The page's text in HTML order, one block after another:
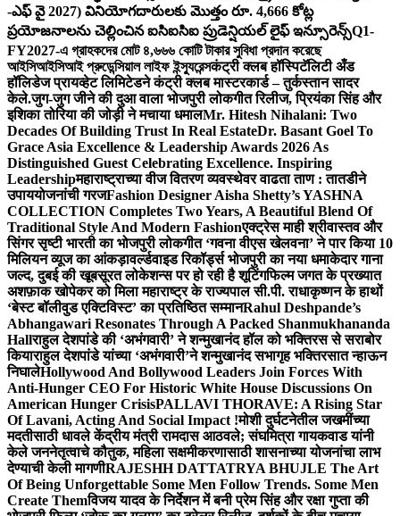
-ఎఫ్ వై 2027) వినియోగదారులకు మొత్తం రూ. 4,666 కోట్ల
ప్రయోజనాలను చెల్లించిన ఐసిఐసిఐ ప్రుడెన్షియల్ లైఫ్ ఇన్సూరెన్స్Q1-
FY2027-এ গ্রাহকদের মোট ৪,৬৬৬ কোটি টাকার সুবিধা প্রদান করেছে
আইসিআইসিআই প্রুডেন্সিয়াল লাইফ ইন্স্যুরেন্সकंट्री क्लब हॉस्पिटॅलिटी अँड
हॉलिडेज प्रायव्हेट लिमिटेडने कंट्री क्लब मास्टरकार्ड – तुर्कस्तान सादर
केले.जुग-जुग जीने की दुआ वाला भोजपुरी लोकगीत रिलीज, प्रियंका सिंह और
इशिका तोरिया की जोड़ी ने मचाया धमालMr. Hitesh Nihalani: Two
Decades Of Building Trust In Real EstateDr. Basant Goel To
Grace Asia Excellence & Leadership Awards 2026 As
Distinguished Guest Celebrating Excellence. Inspiring
Leadershipमहाराष्ट्राच्या वीज वितरण व्यवस्थेवर वाढता ताण : तातडीने
उपाययोजनांची गरजFashion Designer Aisha Shetty’s YASHNA
COLLECTION Completes Two Years, A Beautiful Blend Of
Traditional Style And Modern Fashionएक्ट्रेस माही श्रीवास्तव और
सिंगर सृष्टी भारती का भोजपुरी लोकगीत ‘गवना वीएस खेलवना’ ने पार किया 10
मिलियन व्यूज का आंकड़ावर्ल्डवाइड रिकॉर्ड्स भोजपुरी का नया धमाकेदार गाना
जल्द, दुबई की खूबसूरत लोकेशन्स पर हो रही है शूटिंगफिल्म जगत के प्रख्यात
अशफ़ाक खोपेकर को मिला महाराष्ट्र के राज्यपाल सी.पी. राधाकृष्णन के हाथों
‘बेस्ट बॉलीवुड एक्टिविस्ट’ का प्रतिष्ठित सम्मानRahul Deshpande’s
Abhangawari Resonates Through A Packed Shanmukhananda
Hallराहुल देशपांडे की ‘अभंगवारी’ ने शन्मुखानंद हॉल को भक्तिरस से सराबोर
कियाराहुल देशपांडे यांच्या ‘अभंगवारी’ने शन्मुखानंद सभागृह भक्तिरसात न्हाऊन
निघालेHollywood And Bollywood Leaders Join Forces With
Anti-Hunger CEO For Historic White House Discussions On
American Hunger CrisisPALLAVI THORAVE: A Rising Star
Of Lavani, Acting And Social Impact !मोशी दुर्घटनेतील जखमींच्या
मदतीसाठी धावले केंद्रीय मंत्री रामदास आठवले; संघमित्रा गायकवाड यांनी
केले जननेतृत्वाचे कौतुक, महिला सक्षमीकरणासाठी शासनाच्या योजनांचा लाभ
देण्याची केली मागणीRAJESHH DATTATRYA BHUJLE The Art
Of Being Unforgettable Some Men Follow Trends. Some Men
Create Themविजय यादव के निर्देशन में बनी प्रेम सिंह और रक्षा गुप्ता की